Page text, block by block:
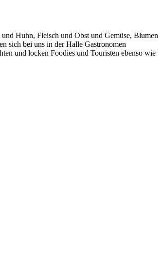
Huhn, Fleisch und Obst und Gemüse, Blumen
sich bei uns in der Halle Gastronomen
und locken Foodies und Touristen ebenso wie